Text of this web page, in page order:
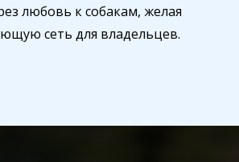
любовь к собакам, желая
сеть для владельцев.